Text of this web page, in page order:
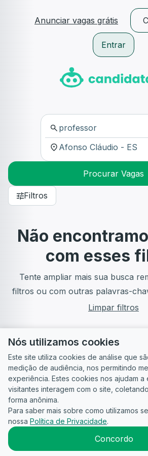
Anunciar vagas grátis
Entrar
Procurar Vagas
Filtros
Não
com esses
Tente ampliar mais sua busca
filtros ou com outras palavras-
Limpar filtros
Guia do
Candidato
Para
empresas
Política de
Privacidade
2026CandidataAI
Nós utilizamos cookies
Este site utiliza cookies de análise que
medição de audiência, nos permitindo
experiência. Estes cookies nos ajudam a
visitantes interagem com o site,
forma anônima.
Para saber mais sobre como utilizamos
nossa Política de Privacidade.
Concordo